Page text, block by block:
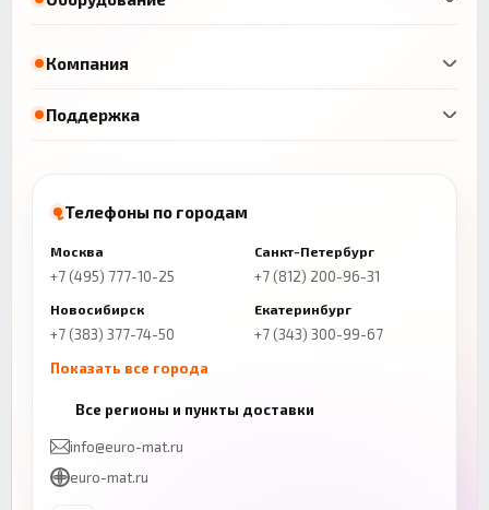
Компания
Поддержка
Телефоны по городам
Москва
+7 (495) 777-10-25
Санкт-Петербург
+7 (812) 200-96-31
Новосибирск
+7 (383) 377-74-50
Екатеринбург
+7 (343) 300-99-67
Показать все города
+7 (843) 206-01-30
Челябинск
+7 (343) 300-99-67
Все регионы и пункты доставки
info@euro-mat.ru
euro-mat.ru